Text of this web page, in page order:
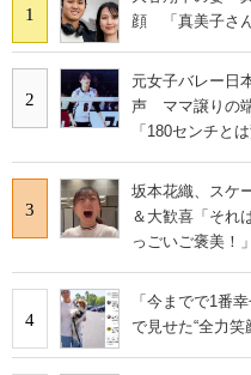
1
顔 「真美子さ
2
元女子バレー日
声 ママ譲りの端
「180センチとは
3
坂本花織、スケ
＆大歓喜「それ
っごいご褒美！」
4
「今までで1番
で見せた“全力笑